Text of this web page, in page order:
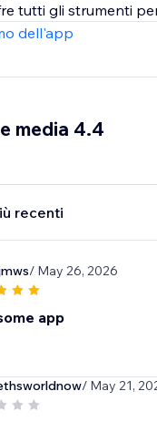
tutti gli strumenti
dell'app
media 4.4
recenti
/ May 26, 2026
app
/ May 21,